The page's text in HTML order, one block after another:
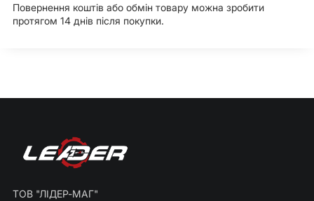
Повернення коштів або обмін товару можна зробити
протягом 14 днів після покупки.
ТОВ "ЛІДЕР-МАГ"